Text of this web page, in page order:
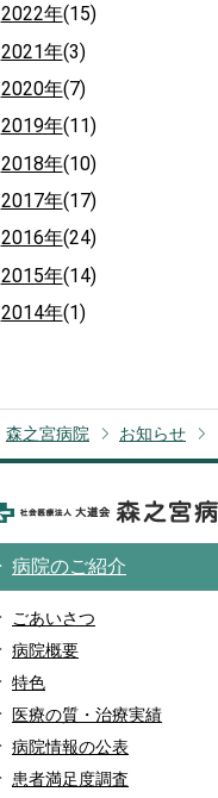
2022年(15)
2021年(3)
2020年(7)
2019年(11)
2018年(10)
2017年(17)
2016年(24)
2015年(14)
2014年(1)
森之宮病院 お知らせ
病院のご紹介
ごあいさつ
病院概要
特色
医療の質・治療実績
病院情報の公表
患者満足度調査